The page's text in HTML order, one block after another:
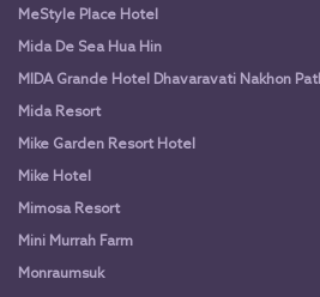
MeStyle Place Hotel
Mida De Sea Hua Hin
MIDA Grande Hotel Dhavaravati Nakhon
Mida Resort
Mike Garden Resort Hotel
Mike Hotel
Mimosa Resort
Mini Murrah Farm
Monraumsuk